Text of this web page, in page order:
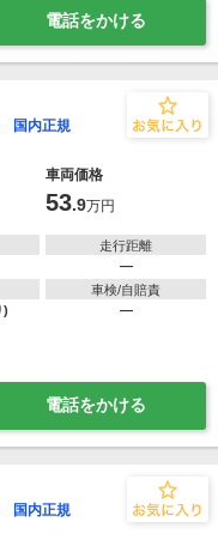
電話をかける
国内正規
車両価格
53.9万円
走行距離
―
)
車検/自賠責
―
電話をかける
国内正規